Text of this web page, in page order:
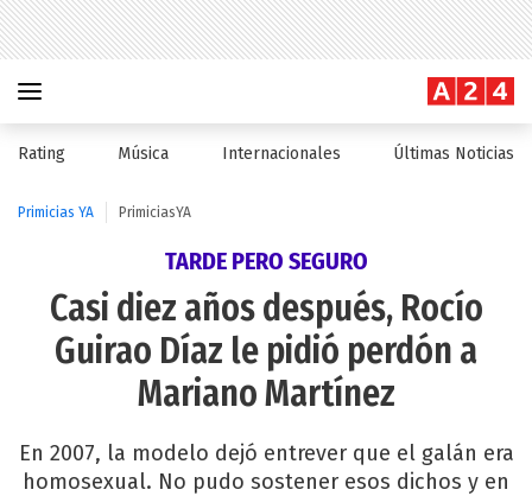
Rating Música Internacionales Últimas Noticias
Primicias YA PrimiciasYA
TARDE PERO SEGURO
Casi diez años después, Rocío
Guirao Díaz le pidió perdón a
Mariano Martínez
En 2007, la modelo dejó entrever que el galán era
homosexual. No pudo sostener esos dichos y en